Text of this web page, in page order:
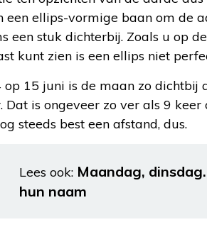
een ellips-vormige baan om de
een stuk dichterbij. Zoals u op de
kunt zien is een ellips niet
15 juni is de maan zo dichtbij
Dat is ongeveer zo ver als 9
steeds best een afstand, dus.
Lees ook: Maandag,
hun naam